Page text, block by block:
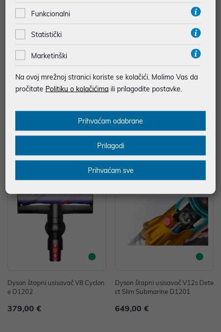
Dyson štapni usisavač V10 Cyclo
Dyson štapni usisavač PencilVac
499,00 €
Dyson štapni usisavač V8 Cyclon
e D1202
379,00 €
Dyson štapni usisavač V12s Dete
ct Slim Submarine D1201
649,00 €
Funkcionalni
Statistički
Marketinški
Na ovoj mrežnoj stranici koriste se kolačići. Molimo Vas da
pročitate Politiku o kolačićima ili prilagodite postavke.
Prihvaćam odabrane
Prilagodi
Prihvaćam sve